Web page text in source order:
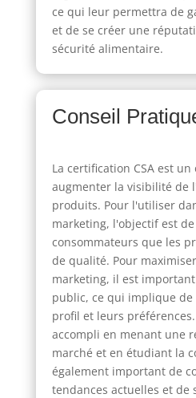
ce qui leur permettra de
et de se créer une
sécurité alimentaire.
Conseil
La certification CSA est
augmenter la visibilité de
produits. Pour l'utiliser
marketing, l'objectif est
consommateurs que les
de qualité. Pour
marketing, il est
public, ce qui implique
profil et leurs
accompli en menant une
marché et en étudiant la
également important de
tendances actuelles et de